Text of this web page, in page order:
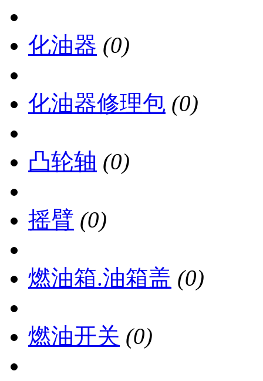
化油器 (0)
化油器修理包 (0)
凸轮轴 (0)
摇臂 (0)
燃油箱.油箱盖 (0)
燃油开关 (0)